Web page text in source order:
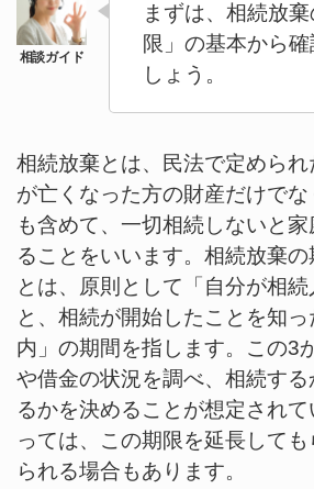
まずは、相続放
限」の基本から
しょう。
相続放棄とは、民法で定めら
が亡くなった方の財産だけで
も含めて、一切相続しないと
ることをいいます。相続放棄の
とは、原則として「自分が相続
と、相続が開始したことを知
内」の期間を指します。この3
や借金の状況を調べ、相続す
るかを決めることが想定され
っては、この期限を延長して
られる場合もあります。